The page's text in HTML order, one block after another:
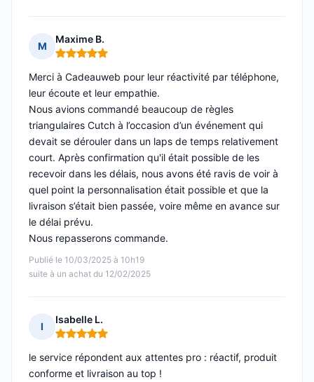
M
Maxime B.
Note : 5 sur 5
Publié le 10/03/2025 à 10h19
suite à un achat du 12/02/2025
Merci à Cadeauweb pour leur réactivité par téléphone,
leur écoute et leur empathie.
Nous avions commandé beaucoup de règles
triangulaires Cutch à l’occasion d’un événement qui
devait se dérouler dans un laps de temps relativement
court. Après confirmation qu'il était possible de les
recevoir dans les délais, nous avons été ravis de voir à
quel point la personnalisation était possible et que la
livraison s’était bien passée, voire même en avance sur
le délai prévu.
Nous repasserons commande.
I
Isabelle L.
Note : 5 sur 5
le service répondent aux attentes pro : réactif, produit
conforme et livraison au top !